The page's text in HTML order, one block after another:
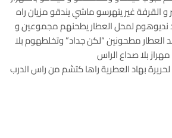
القرفة غير يتهرسو ماشي يندقو مزيان راه
لمحل العطار يطحنهم مجموعين و
العطار مطحونين “لكن جداد” وتخلطهوم بلا
مهراز بلا صداع الراس
بهاد العطرية راها كتشم من راس الدرب